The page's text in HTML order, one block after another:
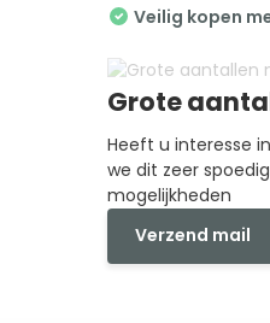
Veilig kopen
Grote
Heeft u interesse
we dit zeer
mogelijkheden
Verzend mail